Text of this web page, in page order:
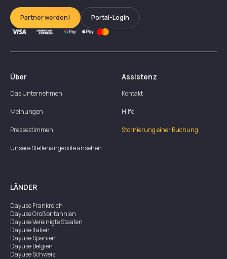
Partner werden! Portal-Login
Über
Das Unternehmen
Meinungen
Pressestimmen
Unsere Stellenangebote ansehen
Assistenz
Kontakt
Hilfe
Stornierung einer Buchung
LÄNDER
DayuseFrankreich
DayuseGroßbritannien
DayuseVereinigte Staaten
DayuseItalien
DayuseSpanien
DayuseBelgien
DayuseSchweiz